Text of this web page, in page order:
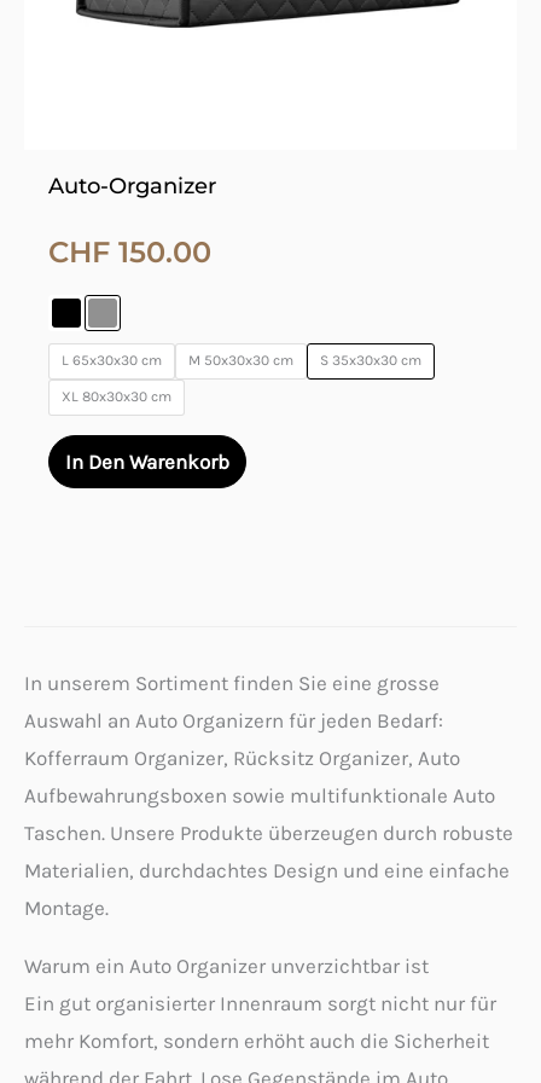
Auto-Organizer
CHF 150.00
L 65x30x30 cm M 50x30x30 cm S 35x30x30 cm
XL 80x30x30 cm
In Den Warenkorb
auf
In unserem Sortiment finden Sie eine grosse
Auswahl an Auto Organizern für jeden Bedarf:
Kofferraum Organizer, Rücksitz Organizer, Auto
Aufbewahrungsboxen sowie multifunktionale Auto
Taschen. Unsere Produkte überzeugen durch robuste
Materialien, durchdachtes Design und eine einfache
Montage.
Warum ein Auto Organizer unverzichtbar ist
Ein gut organisierter Innenraum sorgt nicht nur für
mehr Komfort, sondern erhöht auch die Sicherheit
während der Fahrt. Lose Gegenstände im Auto